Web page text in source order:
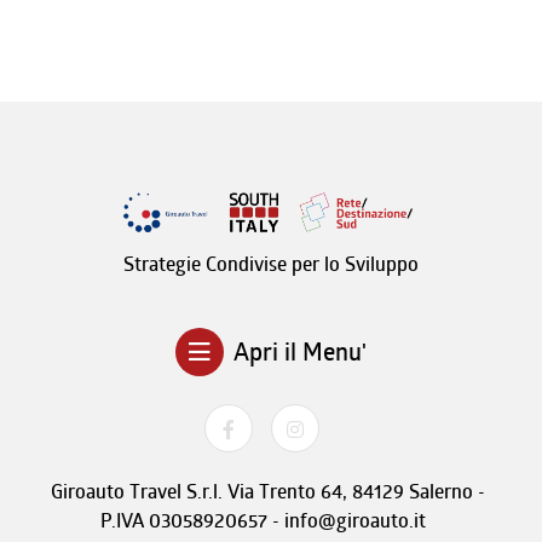
Strategie Condivise per lo Sviluppo
Apri il Menu'
Giroauto Travel S.r.l. Via Trento 64, 84129 Salerno -
P.IVA 03058920657 - info@giroauto.it